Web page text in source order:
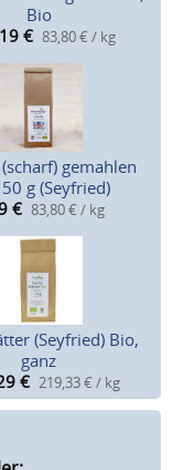
Bio
€ 83,80 € / kg
gemahlen
g (Seyfried)
€ 83,80 € / kg
(Seyfried) Bio,
ganz
€ 219,33 € / kg